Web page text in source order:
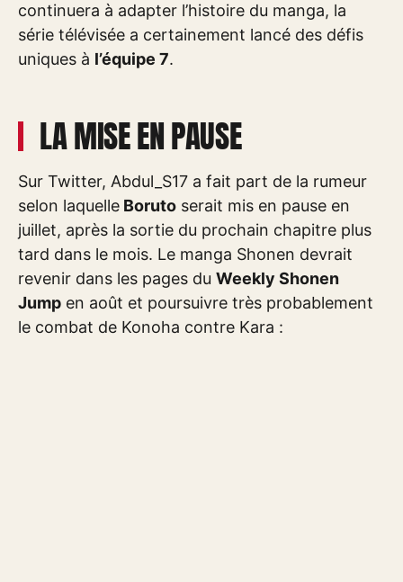
continuera à adapter l’histoire du manga, la
série télévisée a certainement lancé des défis
uniques à l’équipe 7.
LA MISE EN PAUSE
Sur Twitter, Abdul_S17 a fait part de la rumeur
selon laquelle Boruto serait mis en pause en
juillet, après la sortie du prochain chapitre plus
tard dans le mois. Le manga Shonen devrait
revenir dans les pages du Weekly Shonen
Jump en août et poursuivre très probablement
le combat de Konoha contre Kara :